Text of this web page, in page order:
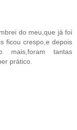
do meu,que já foi
ficou crespo,e depois
tantas
prático.